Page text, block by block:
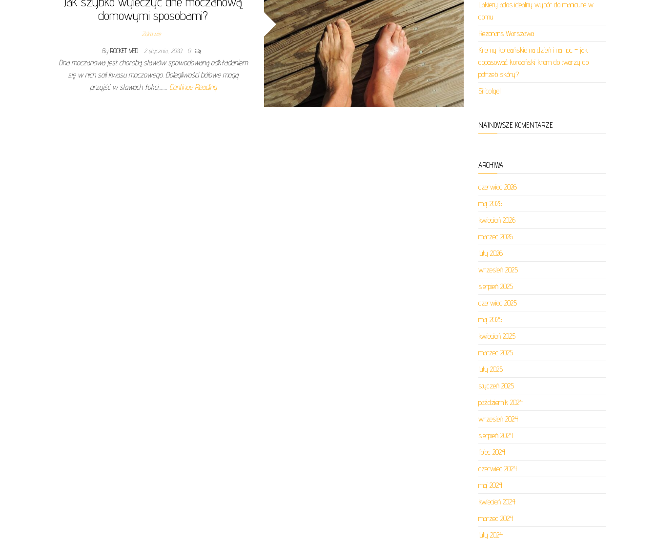
domowymi sposobami?
Zdrowie
By ROCKET MED 2 stycznia, 2020 0
Dna moczanowa jest chorobą stawów spowodowaną odkładaniem
się w nich soli kwasu moczowego. Dolegliwości bólowe mogą
przyjść w stawach łokci,…… Continue Reading
Lakiery ados idealny wybór do manicure w
domu
Rezonans Warszawa
Kremy koreańskie na dzień i na noc – jak
dopasować koreański krem do twarzy do
potrzeb skóry?
Silicolgel
NAJNOWSZE KOMENTARZE
ARCHIWA
czerwiec 2026
maj 2026
kwiecień 2026
marzec 2026
luty 2026
wrzesień 2025
sierpień 2025
czerwiec 2025
maj 2025
kwiecień 2025
marzec 2025
luty 2025
styczeń 2025
październik 2024
wrzesień 2024
sierpień 2024
lipiec 2024
czerwiec 2024
maj 2024
kwiecień 2024
marzec 2024
luty 2024